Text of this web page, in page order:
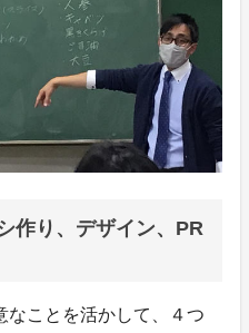
作り、デザイン、PR
なことを活かして、４つ